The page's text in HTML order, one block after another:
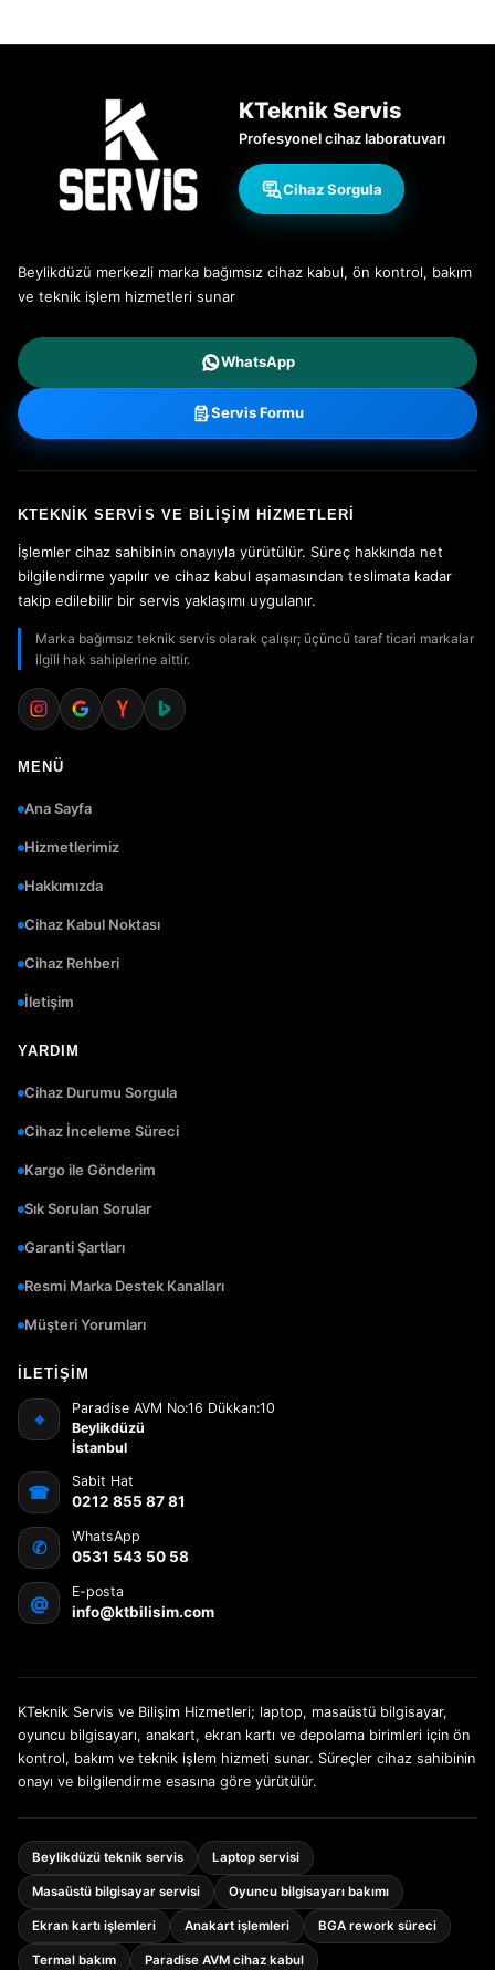
KTeknik Servis
Profesyonel cihaz laboratuvarı
Cihaz Sorgula
Beylikdüzü merkezli marka bağımsız cihaz kabul, ön kontrol, bakım
ve teknik işlem hizmetleri sunar
WhatsApp
Servis Formu
KTEKNIK SERVIS VE BILIŞIM HIZMETLERI
İşlemler cihaz sahibinin onayıyla yürütülür. Süreç hakkında net
bilgilendirme yapılır ve cihaz kabul aşamasından teslimata kadar
takip edilebilir bir servis yaklaşımı uygulanır.
Marka bağımsız teknik servis olarak çalışır; üçüncü taraf ticari markalar
ilgili hak sahiplerine aittir.
MENÜ
Ana Sayfa
Hizmetlerimiz
Hakkımızda
Cihaz Kabul Noktası
Cihaz Rehberi
İletişim
YARDIM
Cihaz Durumu Sorgula
Cihaz İnceleme Süreci
Kargo ile Gönderim
Sık Sorulan Sorular
Garanti Şartları
Resmi Marka Destek Kanalları
Müşteri Yorumları
İLETIŞIM
⌖
Paradise AVM No:16 Dükkan:10
Beylikdüzü
İstanbul
☎
Sabit Hat
0212 855 87 81
✆
WhatsApp
0531 543 50 58
@
E-posta
info@ktbilisim.com
KTeknik Servis ve Bilişim Hizmetleri; laptop, masaüstü bilgisayar,
oyuncu bilgisayarı, anakart, ekran kartı ve depolama birimleri için ön
kontrol, bakım ve teknik işlem hizmeti sunar. Süreçler cihaz sahibinin
onayı ve bilgilendirme esasına göre yürütülür.
Beylikdüzü teknik servis Laptop servisi
Masaüstü bilgisayar servisi Oyuncu bilgisayarı bakımı
Ekran kartı işlemleri Anakart işlemleri BGA rework süreci
Termal bakım Paradise AVM cihaz kabul